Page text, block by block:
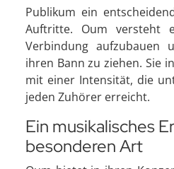
Publikum ein
Auftritte. Oum versteht
Verbindung aufzubauen
ihren Bann zu ziehen. Sie
mit einer Intensität, die
jeden Zuhörer erreicht.
Ein musikalisches
besonderen Art